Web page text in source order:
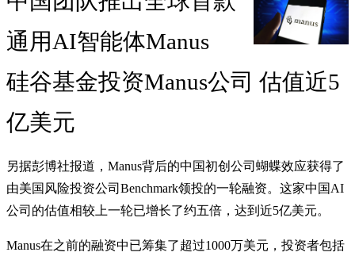
通用AI智能体Manus
硅谷基金投资Manus公司 估值近5
亿美元
另据彭博社报道，Manus背后的中国初创公司蝴蝶效应获得了
由美国风险投资公司Benchmark领投的一轮融资。这家中国AI
公司的估值相较上一轮已增长了约五倍，达到近5亿美元。
Manus在之前的融资中已筹集了超过1000万美元，投资者包括